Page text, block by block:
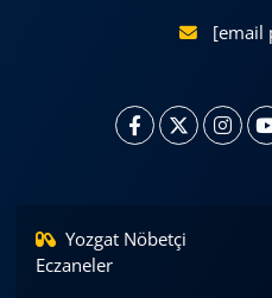
[email
Yozgat Nöbetçi
Eczaneler